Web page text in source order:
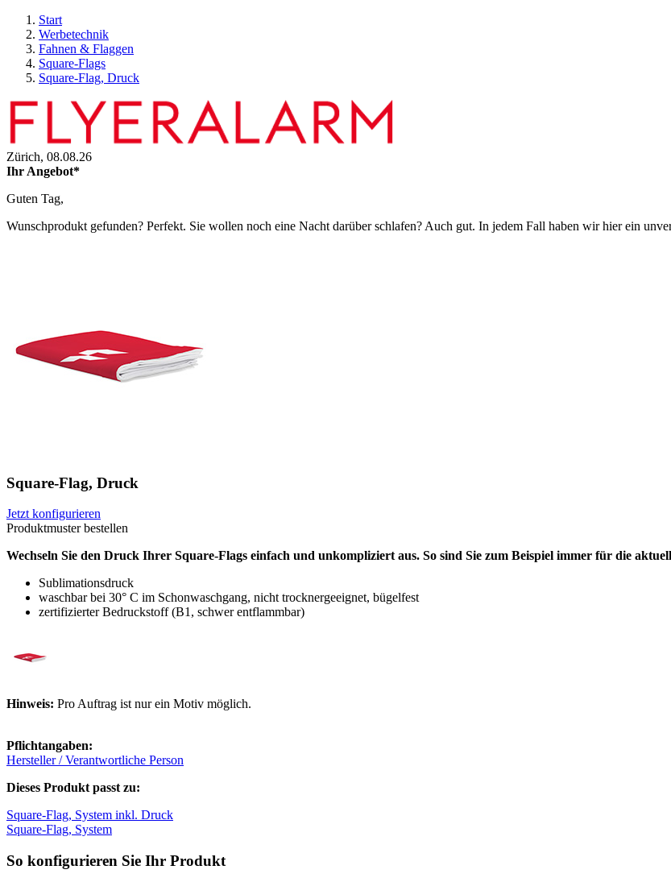
Start
Werbetechnik
Fahnen & Flaggen
Square-Flags
Square-Flag, Druck
Zürich, 08.08.26
Ihr Angebot*
Guten Tag,
Wunschprodukt gefunden? Perfekt. Sie wollen noch eine Nacht darüber schlafen? Auch gut. In jedem Fall haben wir hier ein
Square-Flag, Druck
Jetzt konfigurieren
Produktmuster bestellen
Wechseln Sie den Druck Ihrer Square-Flags einfach und unkompliziert aus. So sind Sie zum Beispiel immer für die
Sublimationsdruck
waschbar bei 30° C im Schonwaschgang, nicht trocknergeeignet, bügelfest
zertifizierter Bedruckstoff (B1, schwer entflammbar)
Hinweis: Pro Auftrag ist nur ein Motiv möglich.
Pflichtangaben:
Hersteller / Verantwortliche Person
Dieses Produkt passt zu:
Square-Flag, System inkl. Druck
Square-Flag, System
So konfigurieren Sie Ihr Produkt